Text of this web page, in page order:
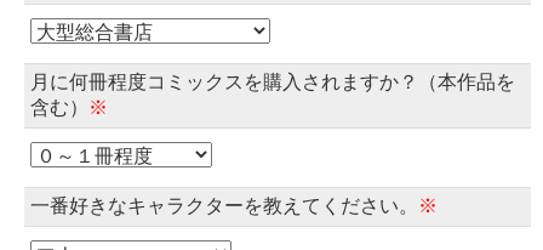
月に何冊程度コミックスを購入されますか？（本作品を
含む）
※
一番好きなキャラクターを教えてください。 ※